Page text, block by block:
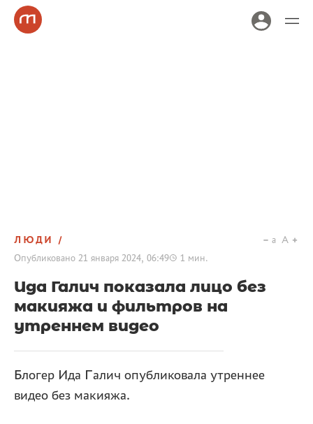
ЛЮДИ
Опубликовано 21 января 2024, 06:49 1 мин.
a A
Ида Галич показала лицо без
макияжа и фильтров на
утреннем видео
Блогер Ида Галич опубликовала утреннее
видео без макияжа.